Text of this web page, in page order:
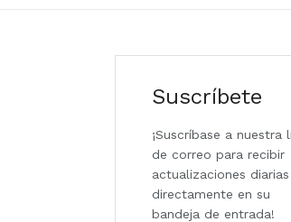
Suscríbete
¡Suscríbase a nuestra
de correo para recibir
actualizaciones diarias
directamente en su
bandeja de entrada!